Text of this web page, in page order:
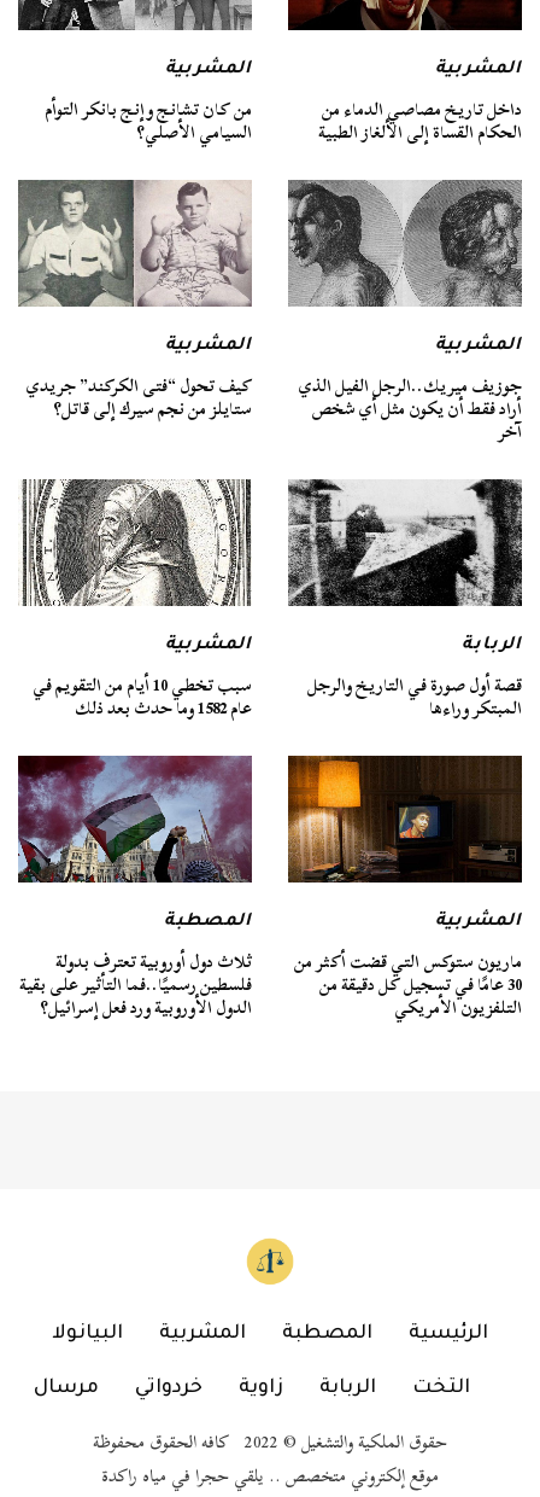
المشربية
داخل تاريخ مصاصي الدماء من
الحكام القساة إلى الألغاز الطبية
المشربية
من كان تشانج وإنج بانكر التوأم
السيامي الأصلي؟
المشربية
جوزيف ميريك..الرجل الفيل الذي
أراد فقط أن يكون مثل أي شخص
آخر
المشربية
كيف تحول “فتى الكركند” جريدي
ستايلز من نجم سيرك إلى قاتل؟
الربابة
قصة أول صورة في التاريخ والرجل
المبتكر وراءها
المشربية
سبب تخطي 10 أيام من التقويم في
عام 1582 وما حدث بعد ذلك
المشربية
ماريون ستوكس التي قضت أكثر من
30 عامًا في تسجيل كل دقيقة من
التلفزيون الأمريكي
المصطبة
ثلاث دول أوروبية تعترف بدولة
فلسطين رسميًا..فما التأثير على بقية
الدول الأوروبية ورد فعل إسرائيل؟
الرئيسية المصطبة المشربية البيانولا
التخت الربابة زاوية خردواتي مرسال
حقوق الملكية والتشغيل © 2022 كافه الحقوق محفوظة
موقع إلكتروني متخصص .. يلقي حجرا في مياه راكدة